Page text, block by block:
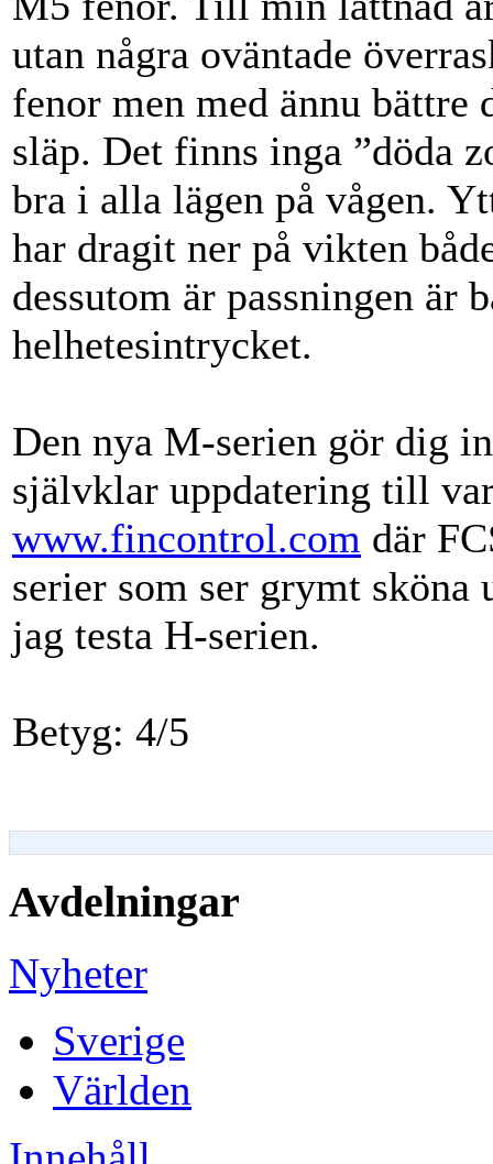
utan några oväntade
fenor men med ännu bättre
släp. Det finns inga ”döda
bra i alla lägen på vågen.
har dragit ner på vikten
dessutom är passningen är
helhetesintrycket.
Den nya M-serien gör dig
självklar uppdatering till
www.fincontrol.com där
serier som ser grymt
jag testa H-serien.
Betyg: 4/5
Avdelningar
Nyheter
Sverige
Världen